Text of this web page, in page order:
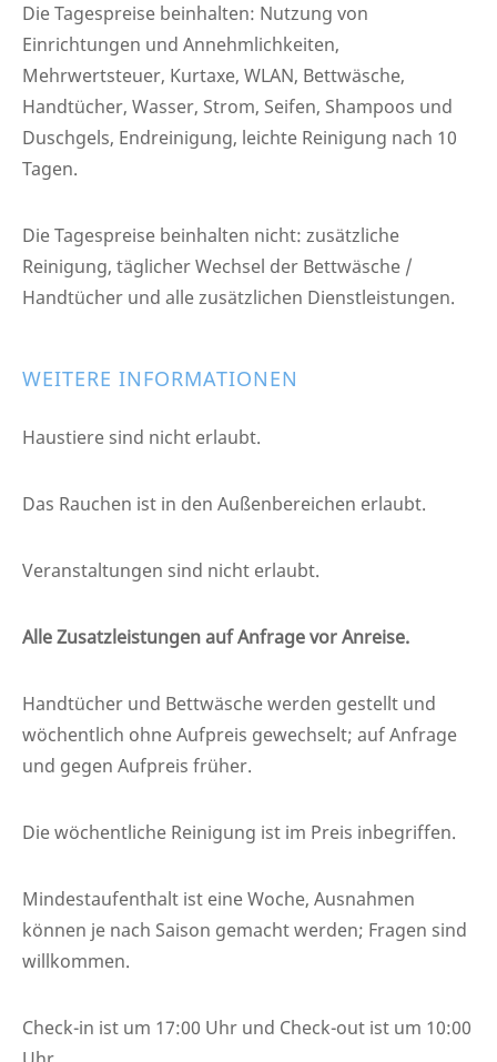
Die Tagespreise beinhalten: Nutzung von
Einrichtungen und Annehmlichkeiten,
Mehrwertsteuer, Kurtaxe, WLAN, Bettwäsche,
Handtücher, Wasser, Strom, Seifen, Shampoos und
Duschgels, Endreinigung, leichte Reinigung nach 10
Tagen.
Die Tagespreise beinhalten nicht: zusätzliche
Reinigung, täglicher Wechsel der Bettwäsche /
Handtücher und alle zusätzlichen Dienstleistungen.
WEITERE INFORMATIONEN
Haustiere sind nicht erlaubt.
Das Rauchen ist in den Außenbereichen erlaubt.
Veranstaltungen sind nicht erlaubt.
Alle Zusatzleistungen auf Anfrage vor Anreise.
Handtücher und Bettwäsche werden gestellt und
wöchentlich ohne Aufpreis gewechselt; auf Anfrage
und gegen Aufpreis früher.
Die wöchentliche Reinigung ist im Preis inbegriffen.
Mindestaufenthalt ist eine Woche, Ausnahmen
können je nach Saison gemacht werden; Fragen sind
willkommen.
Check-in ist um 17:00 Uhr und Check-out ist um 10:00